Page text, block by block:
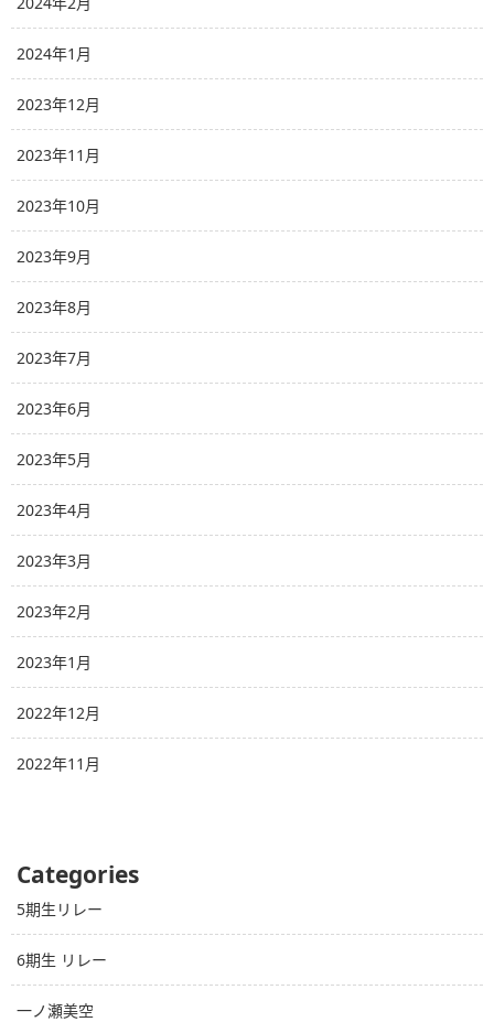
2024年1月
2023年12月
2023年11月
2023年10月
2023年9月
2023年8月
2023年7月
2023年6月
2023年5月
2023年4月
2023年3月
2023年2月
2023年1月
2022年12月
2022年11月
Categories
5期生リレー
6期生 リレー
一ノ瀬美空